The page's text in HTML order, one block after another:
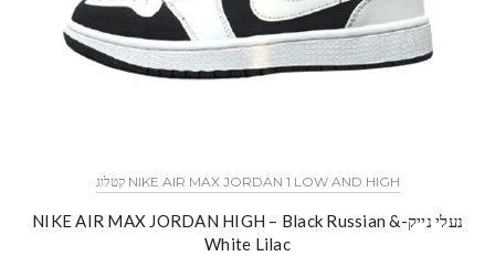
NIKE AIR MAX JORDAN 1 LOW AND HIGH קטלוג
נעלי נייק-NIKE AIR MAX JORDAN HIGH – Black Russian &
White Lilac